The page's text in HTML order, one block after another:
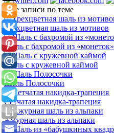
Еще записи по теме
Трехцветная шаль из мотивов
Шаль с бахромой из «монеток»
Шаль с кружевной каймой
Шаль Полосочки
Сетчатая накидка-трапеция
Ажурная шаль из альпаки